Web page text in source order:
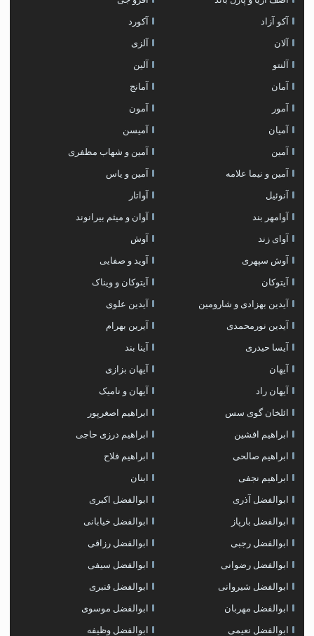
آکو آزاد آکورد
آلان آلزی
آلنتو آلین
آمان آمانج
آمور آمون
آمیان آمیسن
آمین آمین و شهاب مظفری
آمین و نیما علامه آمین و یاس
آنوئیل آواتار
آوامهر بند آوان و میثم بیرانوند
آوای زند آوش
آوش سپهری آوید و صفایی
آیتوکان آیتوکان و ویناک
آیدین بهزادی و شارومین آیدین علوی
آیدین نورمحمدی آیرین بهرام
آیسا حیدری آینا بند
آیهان آیهان بزازی
آیهان راد آیهان و نامیک
ائلخان گوی سس ابراهیم اصغرپور
ابراهیم افشین ابراهیم درزی حاجی
ابراهیم صالحی ابراهیم فلاح
ابراهیم نجفی ابنان
ابوالفضل آذری ابوالفضل اکبری
ابوالفضل بارپاز ابوالفضل خیابانی
ابوالفضل رجبی ابوالفضل رزاقی
ابوالفضل رضوانی ابوالفضل سیفی
ابوالفضل شیروانی ابوالفضل قنبری
ابوالفضل مهربان ابوالفضل موسوی
ابوالفضل نعیمی ابوالفضل وظیفه